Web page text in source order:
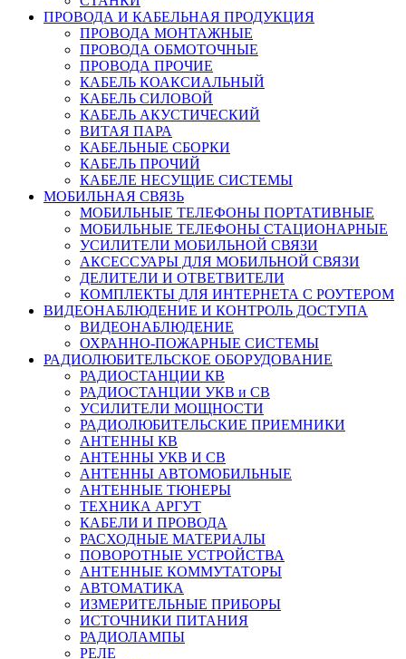
ПРОВОДА И КАБЕЛЬНАЯ ПРОДУКЦИЯ
ПРОВОДА МОНТАЖНЫЕ
ПРОВОДА ОБМОТОЧНЫЕ
ПРОВОДА ПРОЧИЕ
КАБЕЛЬ КОАКСИАЛЬНЫЙ
КАБЕЛЬ СИЛОВОЙ
КАБЕЛЬ АКУСТИЧЕСКИЙ
ВИТАЯ ПАРА
КАБЕЛЬНЫЕ СБОРКИ
КАБЕЛЬ ПРОЧИЙ
КАБЕЛЕ НЕСУЩИЕ СИСТЕМЫ
МОБИЛЬНАЯ СВЯЗЬ
МОБИЛЬНЫЕ ТЕЛЕФОНЫ ПОРТАТИВНЫЕ
МОБИЛЬНЫЕ ТЕЛЕФОНЫ СТАЦИОНАРНЫЕ
УСИЛИТЕЛИ МОБИЛЬНОЙ СВЯЗИ
АКСЕССУАРЫ ДЛЯ МОБИЛЬНОЙ СВЯЗИ
ДЕЛИТЕЛИ И ОТВЕТВИТЕЛИ
КОМПЛЕКТЫ ДЛЯ ИНТЕРНЕТА С РОУТЕРОМ
ВИДЕОНАБЛЮДЕНИЕ И КОНТРОЛЬ ДОСТУПА
ВИДЕОНАБЛЮДЕНИЕ
ОХРАННО-ПОЖАРНЫЕ СИСТЕМЫ
РАДИОЛЮБИТЕЛЬСКОЕ ОБОРУДОВАНИЕ
РАДИОСТАНЦИИ КВ
РАДИОСТАНЦИИ УКВ и СВ
УСИЛИТЕЛИ МОЩНОСТИ
РАДИОЛЮБИТЕЛЬСКИЕ ПРИЕМНИКИ
АНТЕННЫ КВ
АНТЕННЫ УКВ И СВ
АНТЕННЫ АВТОМОБИЛЬНЫЕ
АНТЕННЫЕ ТЮНЕРЫ
ТЕХНИКА АРГУТ
КАБЕЛИ И ПРОВОДА
РАСХОДНЫЕ МАТЕРИАЛЫ
ПОВОРОТНЫЕ УСТРОЙСТВА
АНТЕННЫЕ КОММУТАТОРЫ
АВТОМАТИКА
ИЗМЕРИТЕЛЬНЫЕ ПРИБОРЫ
ИСТОЧНИКИ ПИТАНИЯ
РАДИОЛАМПЫ
РЕЛЕ